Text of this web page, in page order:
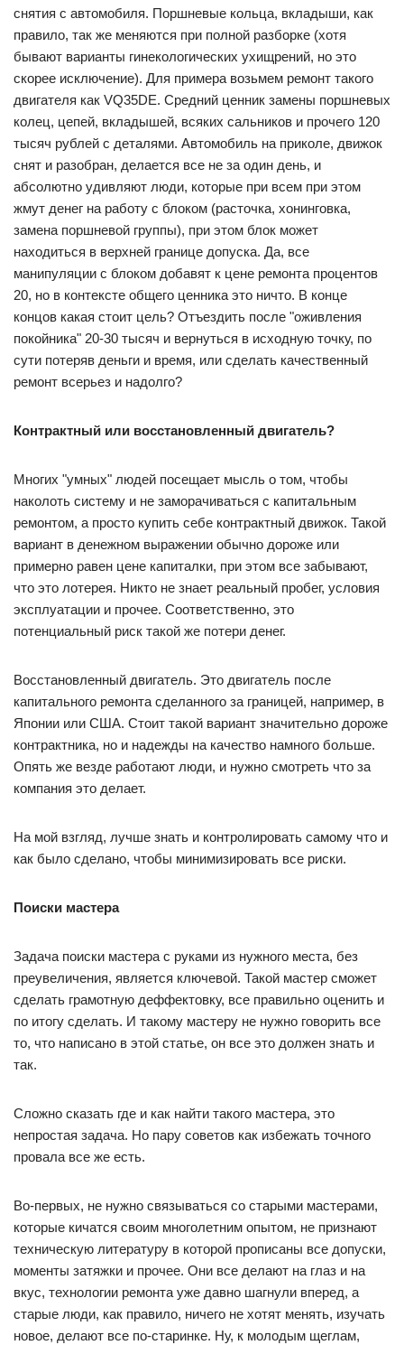
снятия с автомобиля. Поршневые кольца, вкладыши, как
правило, так же меняются при полной разборке (хотя
бывают варианты гинекологических ухищрений, но это
скорее исключение). Для примера возьмем ремонт такого
двигателя как VQ35DE. Средний ценник замены поршневых
колец, цепей, вкладышей, всяких сальников и прочего 120
тысяч рублей с деталями. Автомобиль на приколе, движок
снят и разобран, делается все не за один день, и
абсолютно удивляют люди, которые при всем при этом
жмут денег на работу с блоком (расточка, хонинговка,
замена поршневой группы), при этом блок может
находиться в верхней границе допуска. Да, все
манипуляции с блоком добавят к цене ремонта процентов
20, но в контексте общего ценника это ничто. В конце
концов какая стоит цель? Отъездить после "оживления
покойника" 20-30 тысяч и вернуться в исходную точку, по
сути потеряв деньги и время, или сделать качественный
ремонт всерьез и надолго?
Контрактный или восстановленный двигатель?
Многих "умных" людей посещает мысль о том, чтобы
наколоть систему и не заморачиваться с капитальным
ремонтом, а просто купить себе контрактный движок. Такой
вариант в денежном выражении обычно дороже или
примерно равен цене капиталки, при этом все забывают,
что это лотерея. Никто не знает реальный пробег, условия
эксплуатации и прочее. Соответственно, это
потенциальный риск такой же потери денег.
Восстановленный двигатель. Это двигатель после
капитального ремонта сделанного за границей, например, в
Японии или США. Стоит такой вариант значительно дороже
контрактника, но и надежды на качество намного больше.
Опять же везде работают люди, и нужно смотреть что за
компания это делает.
На мой взгляд, лучше знать и контролировать самому что и
как было сделано, чтобы минимизировать все риски.
Поиски мастера
Задача поиски мастера с руками из нужного места, без
преувеличения, является ключевой. Такой мастер сможет
сделать грамотную деффектовку, все правильно оценить и
по итогу сделать. И такому мастеру не нужно говорить все
то, что написано в этой статье, он все это должен знать и
так.
Сложно сказать где и как найти такого мастера, это
непростая задача. Но пару советов как избежать точного
провала все же есть.
Во-первых, не нужно связываться со старыми мастерами,
которые кичатся своим многолетним опытом, не признают
техническую литературу в которой прописаны все допуски,
моменты затяжки и прочее. Они все делают на глаз и на
вкус, технологии ремонта уже давно шагнули вперед, а
старые люди, как правило, ничего не хотят менять, изучать
новое, делают все по-старинке. Ну, к молодым щеглам,